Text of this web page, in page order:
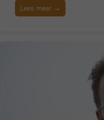
Lees meer →